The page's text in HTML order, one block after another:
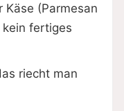
Käse (Parmesan
kein fertiges
riecht man